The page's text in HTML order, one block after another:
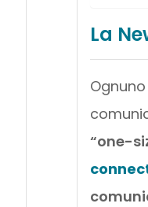
La
“one-